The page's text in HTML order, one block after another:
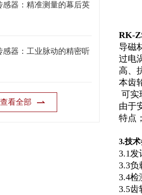
感器：精准测量的幕后英
感器：工业脉动的精密听
查看全部
RK-
导磁
过电
高、
本齿
可
由于
特点
3.技
3.1发
3.3负
3.4检
3.5齿